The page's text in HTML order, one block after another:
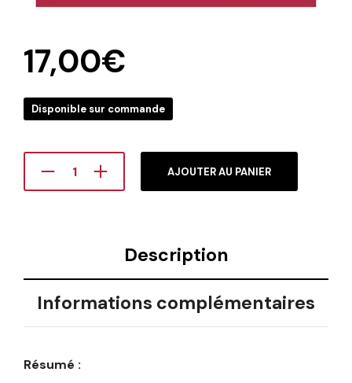
17,00€
Disponible sur commande
AJOUTER AU PANIER
Description
Informations complémentaires
Résumé :